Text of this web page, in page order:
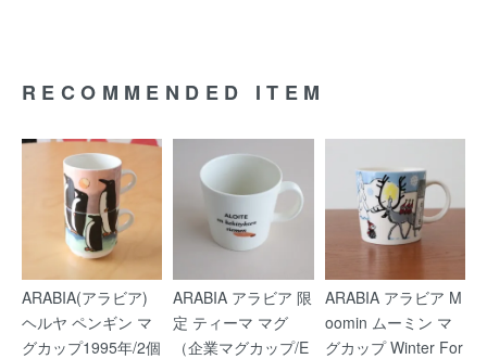
RECOMMENDED ITEM
ARABIA(アラビア)
ヘルヤ ペンギン マ
グカップ1995年/2個
ARABIA アラビア 限
定 ティーマ マグ
（企業マグカップ/E
ARABIA アラビア M
oomin ムーミン マ
グカップ Winter For